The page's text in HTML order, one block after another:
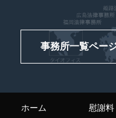
事務所一覧ペー
ホーム 慰謝料